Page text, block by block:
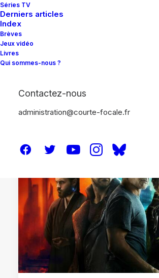
Séries TV
Derniers articles
Index
Brèves
Jeux vidéo
Livres
Qui sommes-nous ?
Contactez-nous
administration@courte-focale.fr